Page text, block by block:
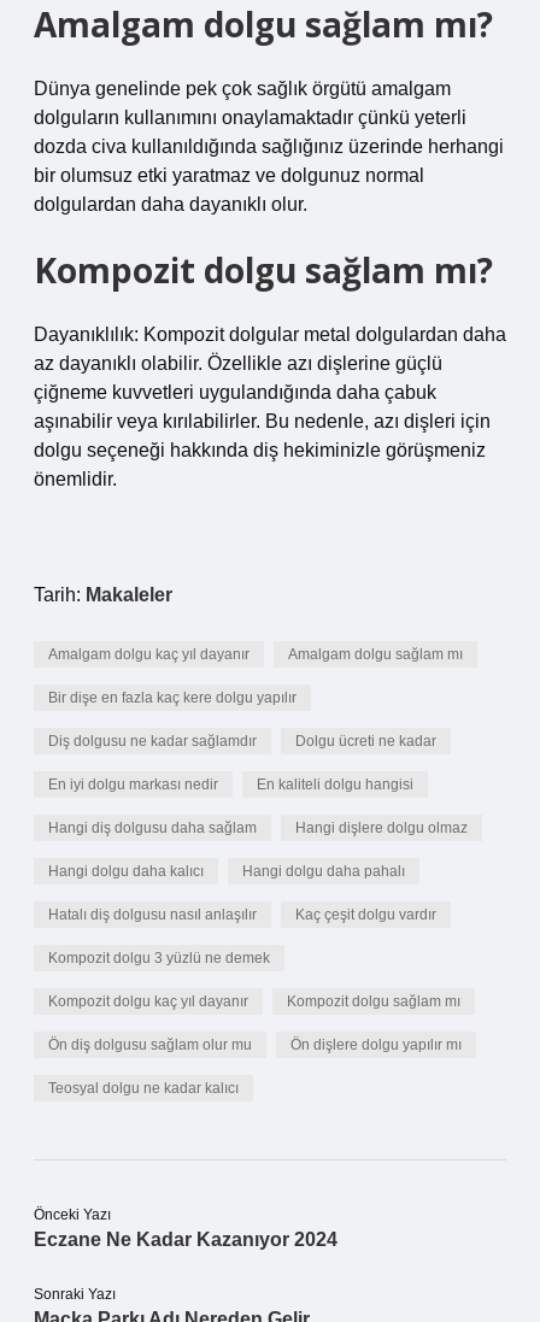
Amalgam dolgu sağlam mı?
Dünya genelinde pek çok sağlık örgütü amalgam
dolguların kullanımını onaylamaktadır çünkü yeterli
dozda civa kullanıldığında sağlığınız üzerinde herhangi
bir olumsuz etki yaratmaz ve dolgunuz normal
dolgulardan daha dayanıklı olur.
Kompozit dolgu sağlam mı?
Dayanıklılık: Kompozit dolgular metal dolgulardan daha
az dayanıklı olabilir. Özellikle azı dişlerine güçlü
çiğneme kuvvetleri uygulandığında daha çabuk
aşınabilir veya kırılabilirler. Bu nedenle, azı dişleri için
dolgu seçeneği hakkında diş hekiminizle görüşmeniz
önemlidir.
Tarih: Makaleler
Amalgam dolgu kaç yıl dayanır Amalgam dolgu sağlam mı
Bir dişe en fazla kaç kere dolgu yapılır
Diş dolgusu ne kadar sağlamdır Dolgu ücreti ne kadar
En iyi dolgu markası nedir En kaliteli dolgu hangisi
Hangi diş dolgusu daha sağlam Hangi dişlere dolgu olmaz
Hangi dolgu daha kalıcı Hangi dolgu daha pahalı
Hatalı diş dolgusu nasıl anlaşılır Kaç çeşit dolgu vardır
Kompozit dolgu 3 yüzlü ne demek
Kompozit dolgu kaç yıl dayanır Kompozit dolgu sağlam mı
Ön diş dolgusu sağlam olur mu Ön dişlere dolgu yapılır mı
Teosyal dolgu ne kadar kalıcı
Önceki Yazı
Eczane Ne Kadar Kazanıyor 2024
Sonraki Yazı